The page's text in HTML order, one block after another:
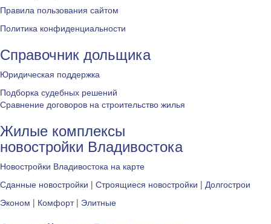
Правила пользования сайтом
Политика конфиденциальности
Справочник дольщика
Юридическая поддержка
Подборка судебных решений
Сравнение договоров на строительство жилья
Жилые комплексы
новостройки Владивостока
Новостройки Владивостока на карте
Сданные новостройки | Строящиеся новостройки | Долгострои
Эконом | Комфорт| Элитные